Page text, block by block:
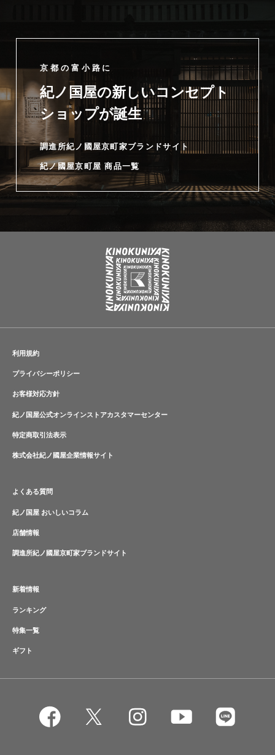
京都の富小路に
紀ノ国屋の新しいコンセプト
ショップが誕生
調進所紀ノ國屋京町家ブランドサイト
紀ノ國屋京町屋 商品一覧
利用規約
プライバシーポリシー
お客様対応方針
紀ノ国屋公式オンラインストアカスタマーセンター
特定商取引法表示
株式会社紀ノ國屋企業情報サイト
よくある質問
紀ノ国屋 おいしいコラム
店舗情報
調進所紀ノ國屋京町家ブランドサイト
新着情報
ランキング
特集一覧
ギフト